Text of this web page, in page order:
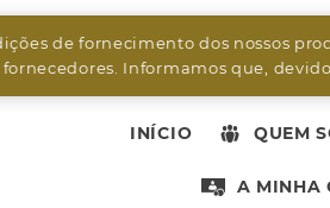
de fornecimento dos nossos
fornecedores. Informamos que,
INÍCIO QUEM
A MINHA